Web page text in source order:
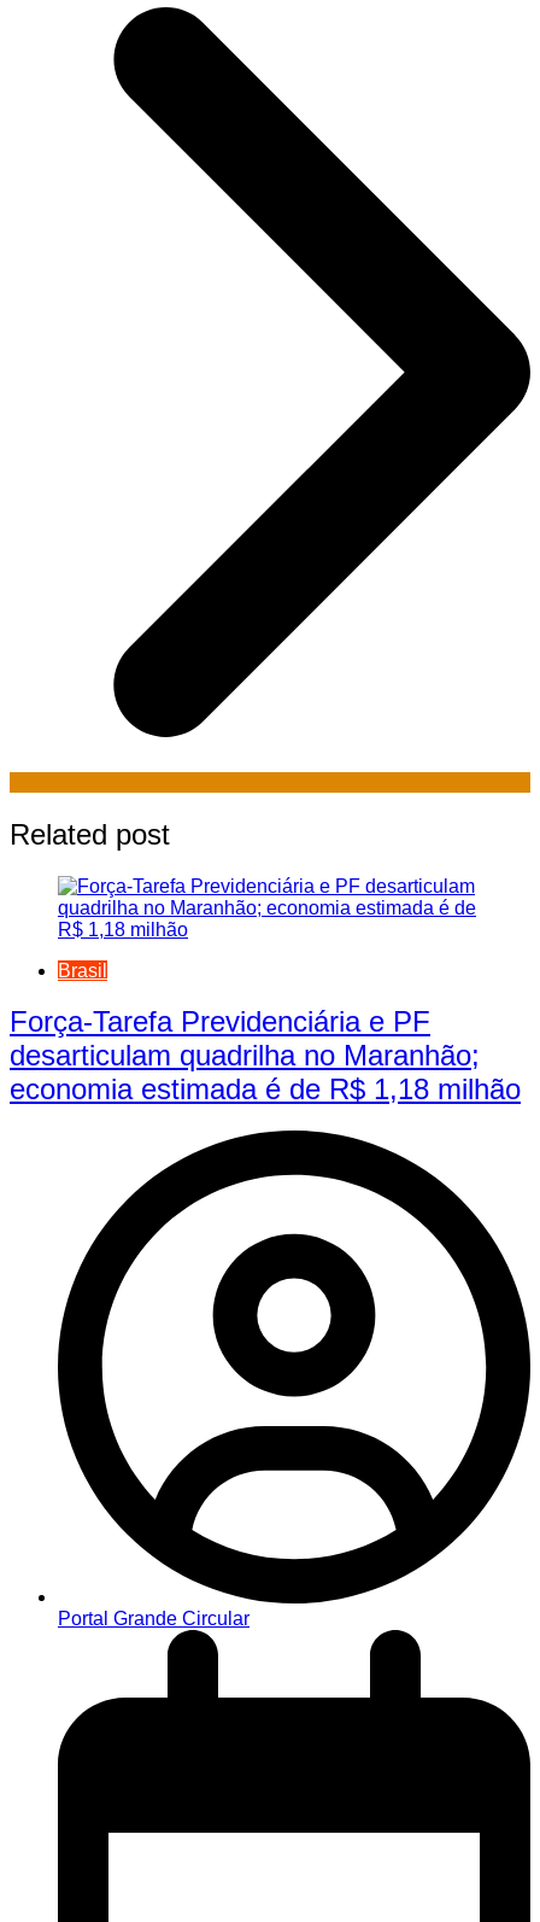
Related post
Brasil
Força-Tarefa Previdenciária e PF
desarticulam quadrilha no Maranhão;
economia estimada é de R$ 1,18 milhão
Portal Grande Circular